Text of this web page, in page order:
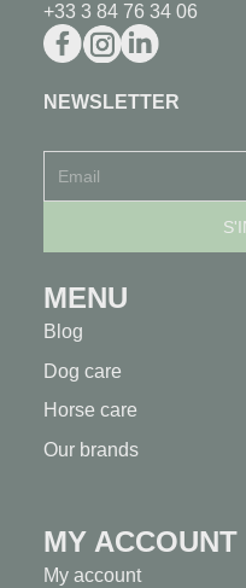
+33 3 84 76 34 06
NEWSLETTER
MENU
Blog
Dog care
Horse care
Our brands
MY ACCOUNT
My account